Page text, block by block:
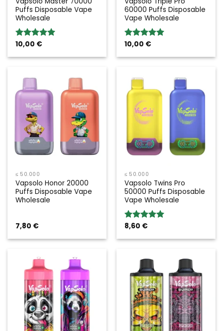
Puffs Disposable Vape
Wholesale
Bewertung:
10,00 €
60000 Puffs Disposable
Vape Wholesale
Bewertung:
10,00 €
≤ 50.000
Vapsolo Honor 20000
Puffs Disposable Vape
Wholesale
7,80 €
≤ 50.000
Vapsolo Twins Pro
50000 Puffs Disposable
Vape Wholesale
Bewertung:
8,60 €